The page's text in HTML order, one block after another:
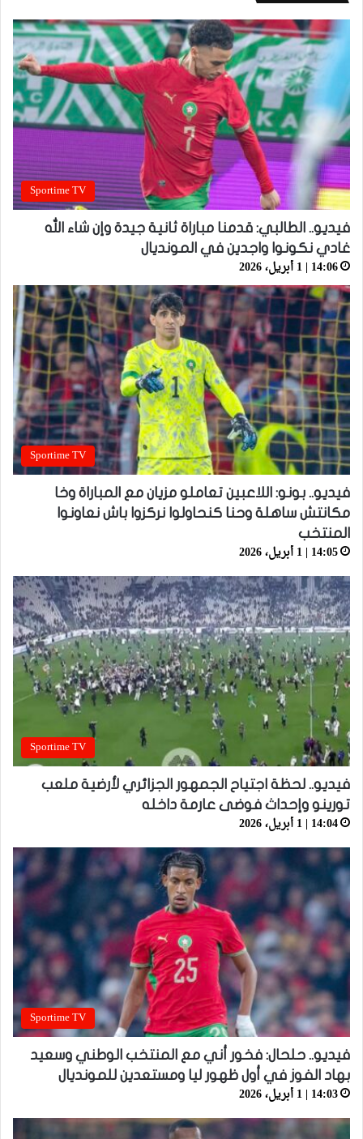
Sportime TV
فيديو.. الطالبي: قدمنا مباراة ثانية جيدة وإن شاء الله
غادي نكونوا واجدين في المونديال
14:06 | 1 أبريل، 2026
Sportime TV
فيديو.. بونو: اللاعبين تعاملو مزيان مع المباراة وخا
مكانتش ساهلة وحنا كنحاولوا نركزوا باش نعاونوا
المنتخب
14:05 | 1 أبريل، 2026
Sportime TV
فيديو.. لحظة اجتياح الجمهور الجزائري لأرضية ملعب
تورينو وإحداث فوضى عارمة داخله
14:04 | 1 أبريل، 2026
Sportime TV
فيديو.. حلحال: فخور أني مع المنتخب الوطني وسعيد
بهاد الفوز في أول ظهور ليا ومستعدين للمونديال
14:03 | 1 أبريل، 2026